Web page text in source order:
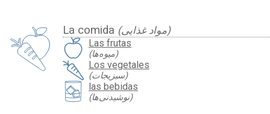
La comida (مواد غذایی)
Las frutas
(میوه‌ها)
Los vegetales
(سبزیجات)
las bebidas
(نوشیدنی‌ها)